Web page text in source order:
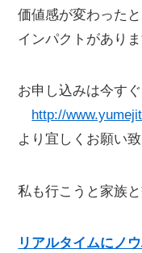
価値感が変わった
インパクトがありま
お申し込みは今すぐ
http://
より宜しくお願い致
私も行こうと家族
リアルタイムにノ